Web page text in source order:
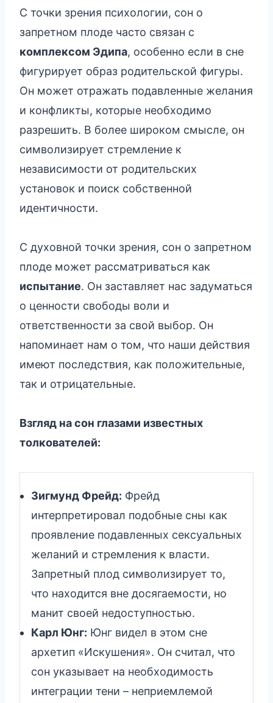
С точки зрения психологии, сон о
запретном плоде часто связан с
комплексом Эдипа, особенно если в сне
фигурирует образ родительской фигуры.
Он может отражать подавленные желания
и конфликты, которые необходимо
разрешить. В более широком смысле, он
символизирует стремление к
независимости от родительских
установок и поиск собственной
идентичности.
С духовной точки зрения, сон о запретном
плоде может рассматриваться как
испытание. Он заставляет нас задуматься
о ценности свободы воли и
ответственности за свой выбор. Он
напоминает нам о том, что наши действия
имеют последствия, как положительные,
так и отрицательные.
Взгляд на сон глазами известных
толкователей:
Зигмунд Фрейд: Фрейд
интерпретировал подобные сны как
проявление подавленных сексуальных
желаний и стремления к власти.
Запретный плод символизирует то,
что находится вне досягаемости, но
манит своей недоступностью.
Карл Юнг: Юнг видел в этом сне
архетип «Искушения». Он считал, что
сон указывает на необходимость
интеграции тени – неприемлемой